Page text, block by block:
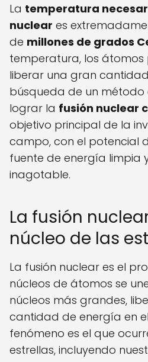
La temperatura
nuclear es
de millones de grados
temperatura, los átomos
liberar una gran
búsqueda de un
lograr la fusión nuclear
objetivo principal de la
campo, con el potencial
fuente de energía limpia
inagotable.
La fusión
núcleo de las
La fusión nuclear es el
núcleos de átomos se
núcleos más grandes,
cantidad de energía en
fenómeno es el que
estrellas, incluyendo